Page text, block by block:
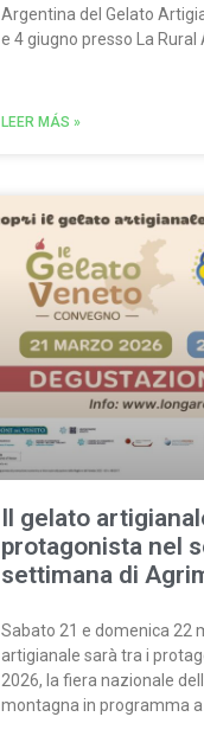
Argentina del Gelato
e 4 giugno presso La Rural
LEER MÁS »
Il gelato
protagonista nel
settimana di
Sabato 21 e domenica 22
artigianale sarà tra i
2026, la fiera nazionale
montagna in programma